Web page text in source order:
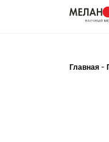
Главная -